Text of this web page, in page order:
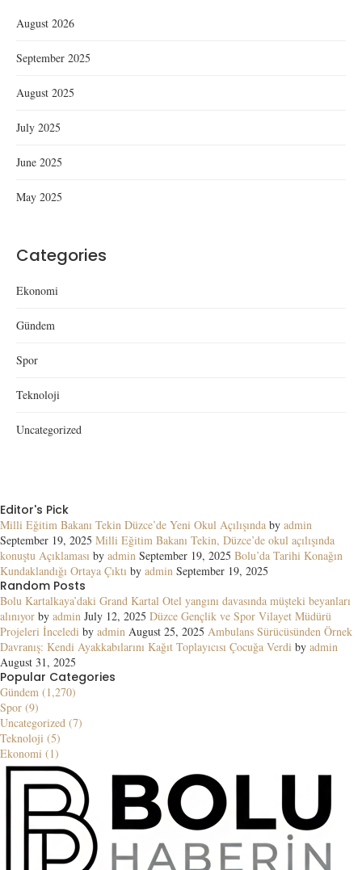
August 2026
September 2025
August 2025
July 2025
June 2025
May 2025
Categories
Ekonomi
Gündem
Spor
Teknoloji
Uncategorized
Editor's Pick
Milli Eğitim Bakanı Tekin Düzce’de Yeni Okul Açılışında by admin
September 19, 2025 Milli Eğitim Bakanı Tekin, Düzce’de okul açılışında
konuştu Açıklaması by admin September 19, 2025 Bolu’da Tarihi Konağın
Kundaklandığı Ortaya Çıktı by admin September 19, 2025
Random Posts
Bolu Kartalkaya’daki Grand Kartal Otel yangını davasında müşteki beyanları
alınıyor by admin July 12, 2025 Düzce Gençlik ve Spor Vilayet Müdürü
Projeleri İnceledi by admin August 25, 2025 Ambulans Sürücüsünden Örnek
Davranış: Kendi Ayakkabılarını Kağıt Toplayıcısı Çocuğa Verdi by admin
August 31, 2025
Popular Categories
Gündem (1,270)
Spor (9)
Uncategorized (7)
Teknoloji (5)
Ekonomi (1)